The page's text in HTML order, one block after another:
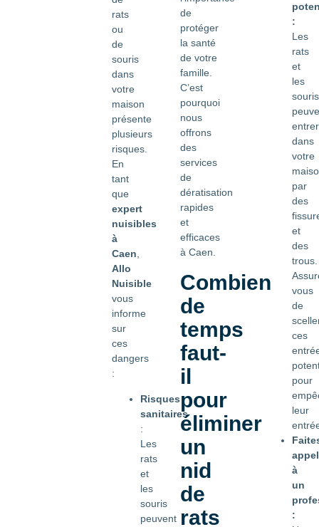
rats
ou
de
souris
dans
votre
maison
présente
plusieurs
risques.
En
tant
que
expert
nuisibles
à
Caen,
Allo
Nuisible
vous
informe
sur
ces
dangers
:
Risques
sanitaires
:
Les
rats
et
les
souris
peuvent
de
protéger
la santé
de votre
famille.
C’est
pourquoi
nous
offrons
des
services
de
dératisation
rapides
et
efficaces
à Caen.
Combien
de
temps
faut-
il
pour
éliminer
un
nid
de
rats
:
Les
rats
et
les
souris
entrer
dans
votre
par
des
et
des
trous.
vous
de
ces
pour
leur
appel
à
un
: